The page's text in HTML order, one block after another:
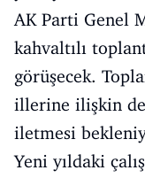
AK Parti Genel
kahvaltılı
görüşecek.
illerine ilişkin
iletmesi
Yeni yıldaki